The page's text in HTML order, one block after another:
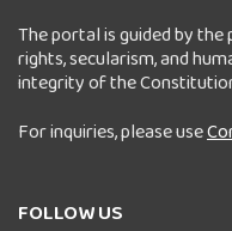
The portal is guided by the
rights, secularism, and
integrity of the
For inquiries, please use
FOLLOW US